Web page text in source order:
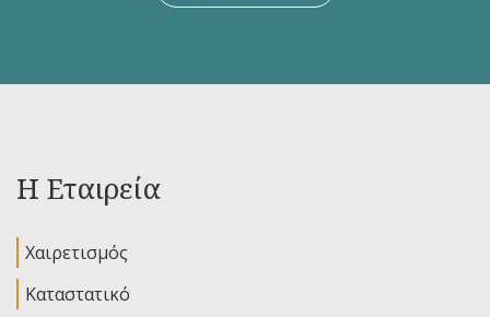
Η Εταιρεία
Χαιρετισμός
Καταστατικό